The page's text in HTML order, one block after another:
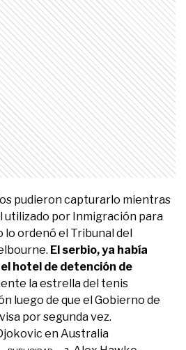
pudieron capturarlo mientras
utilizado por Inmigración para
lo ordenó el Tribunal del
El serbio, ya había
hotel de detención de
la estrella del tenis
luego de que el Gobierno de
por segunda vez.
en Australia